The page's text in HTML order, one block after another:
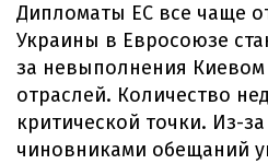
Дипломаты ЕС все чаще
Украины в Евросоюзе
за невыполнения Киевом
отраслей. Количество
критической точки. Из-
чиновниками обещаний